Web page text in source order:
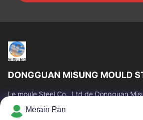
DONGGUAN MISUNG MOULD
Le moule Steel Co., Ltd de Dongguan
société de plastique d'approvisionnement
acier et chaud de...
Merain Pan